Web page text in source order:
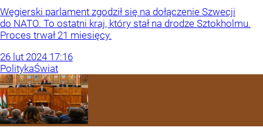
Węgierski parlament zgodził się na dołączenie Szwecji
do NATO. To ostatni kraj, który stał na drodze Sztokholmu.
Proces trwał 21 miesięcy.
26 lut 2024 17:16
PolitykaŚwiat